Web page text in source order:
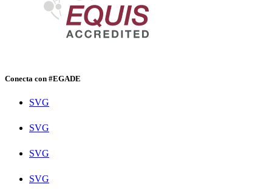
Conecta con #EGADE
SVG
SVG
SVG
SVG